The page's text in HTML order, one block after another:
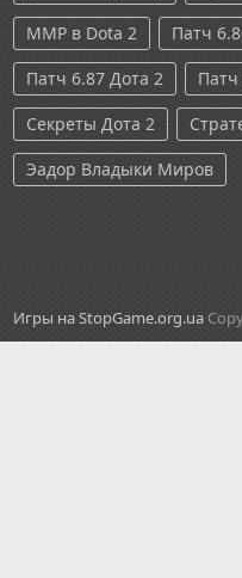
ММР в Dota 2
Патч
Патч 6.87 Дота 2
Патч
Секреты Дота 2
Эадор Владыки Миров
Игры на StopGame.org.ua